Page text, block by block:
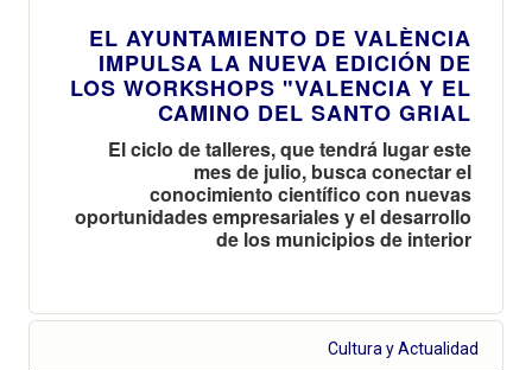
EL AYUNTAMIENTO DE VALÈNCIA
IMPULSA LA NUEVA EDICIÓN DE
LOS WORKSHOPS "VALENCIA Y EL
CAMINO DEL SANTO GRIAL
El ciclo de talleres, que tendrá lugar este
mes de julio, busca conectar el
conocimiento científico con nuevas
oportunidades empresariales y el desarrollo
de los municipios de interior
Cultura y Actualidad